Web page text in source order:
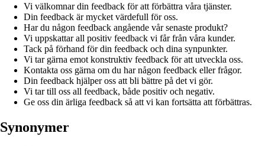
Vi välkomnar din feedback för att förbättra våra tjänster.
Din feedback är mycket värdefull för oss.
Har du någon feedback angående vår senaste produkt?
Vi uppskattar all positiv feedback vi får från våra kunder.
Tack på förhand för din feedback och dina synpunkter.
Vi tar gärna emot konstruktiv feedback för att utveckla oss.
Kontakta oss gärna om du har någon feedback eller frågor.
Din feedback hjälper oss att bli bättre på det vi gör.
Vi tar till oss all feedback, både positiv och negativ.
Ge oss din ärliga feedback så att vi kan fortsätta att förbättras.
Synonymer